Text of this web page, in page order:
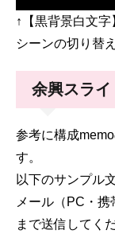
↑【黒背景白文字
シーンの切り替
余興スラ
参考に構成
す。
以下のサンプル
メール（PC・
まで送信してく